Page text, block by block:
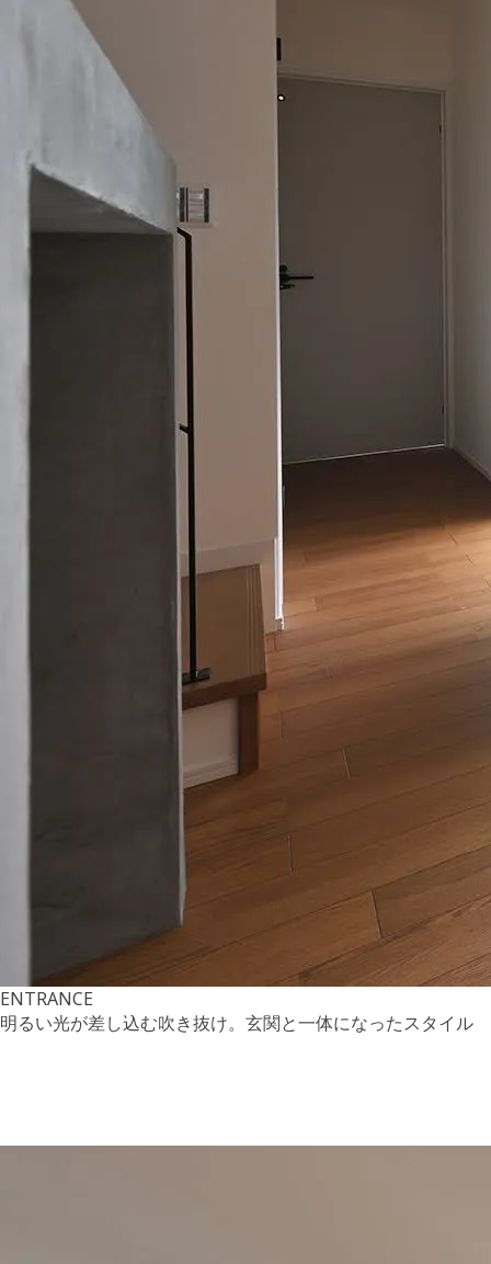
ENTRANCE
明るい光が差し込む吹き抜け。玄関と一体になったスタイル